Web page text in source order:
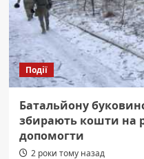
Події
Батальйону
збирають кошти на
допомогти
2 роки тому назад